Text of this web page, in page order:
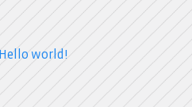
Hello world!